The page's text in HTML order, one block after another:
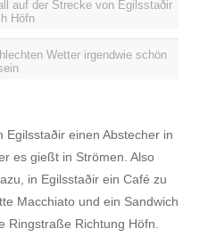
auf der Strecke von Egilsstaðir
Höfn
Wetter irgendwie schön
Egilsstaðir einen Abstecher in
es gießt in Strömen. Also
in Egilsstaðir ein Café zu
Macchiato und ein Sandwich
Ringstraße Richtung Höfn.